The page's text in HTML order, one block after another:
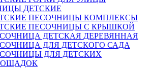
ДЕТСКИЕ
ПЕСОЧНИЦЫ КОМПЛЕКСЫ
ПЕСОЧНИЦЫ С КРЫШКОЙ
ДЕТСКАЯ ДЕРЕВЯННАЯ
ДЛЯ ДЕТСКОГО САДА
ДЛЯ ДЕТСКИХ